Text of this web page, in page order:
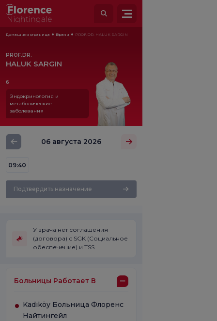
Домашняя страница Врачи PROF.DR. HALUK SARGIN
PROF.DR.
HALUK SARGIN
6
Эндокринология и
метаболические
заболевания
06 августа 2026
09:40
Подтвердить назначение
У врача нет соглашения
(договора) с SGK (Социальное
обеспечение) и TSS.
Больницы Работает В
Kadıköy Больница Флоренс
Найтингейл